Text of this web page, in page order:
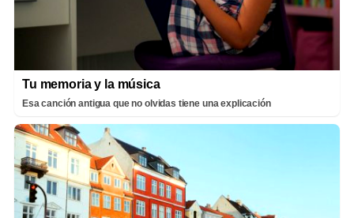
Tu memoria y la música
Esa canción antigua que no olvidas tiene una explicación